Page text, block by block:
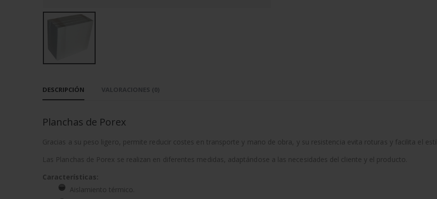
DESCRIPCIÓN VALORACIONES (0)
Planchas de Porex
Gracias a su peso ligero, permite reducir costes en transporte y mano de obra, y su resistencia evita roturas y facilita el
Las Planchas de Porex se realizan en diferentes medidas, adaptándose a las necesidades del cliente y el producto.
Características:
Aislamiento térmico.